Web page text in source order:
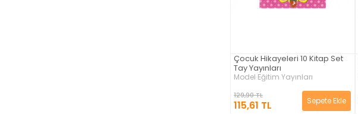
Çocuk Hikayeleri 10 Kitap Set
Tay Yayınları
Model Eğitim Yayınları
129,90 TL
115,61 TL Sepete Ekle